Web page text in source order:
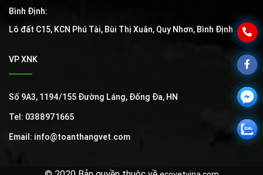
Bình Định:
Lô đất C15, KCN Phú Tài, Bùi Thị Xuân, Quy Nhơn, Bình Định
VP XNK
Số 9A3, 1194/155 Đường Láng, Đống Đa, HN
Tel: 0388971665
Email: info@toanthangvet.com